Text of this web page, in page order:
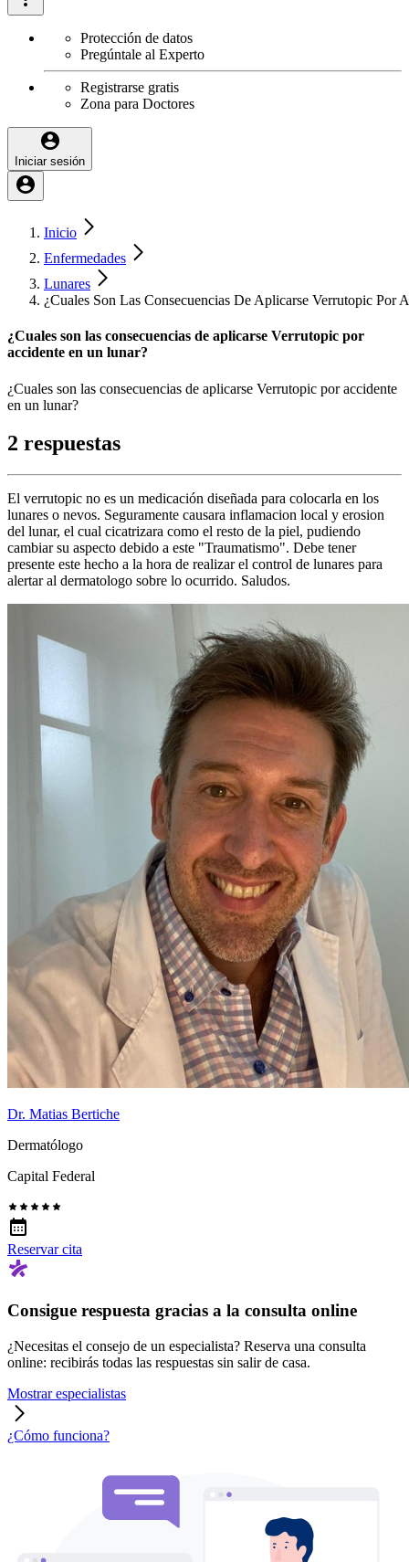
Protección de datos
Pregúntale al Experto
Registrarse gratis
Zona para Doctores
Iniciar sesión
Inicio
Enfermedades
Lunares
¿Cuales Son Las Consecuencias De Aplicarse Verrutopic Por
¿Cuales son las consecuencias de aplicarse Verrutopic por
accidente en un lunar?
¿Cuales son las consecuencias de aplicarse Verrutopic por accidente
en un lunar?
2 respuestas
El verrutopic no es un medicación diseñada para colocarla en los
lunares o nevos. Seguramente causara inflamacion local y erosion
del lunar, el cual cicatrizara como el resto de la piel, pudiendo
cambiar su aspecto debido a este "Traumatismo". Debe tener
presente este hecho a la hora de realizar el control de lunares para
alertar al dermatologo sobre lo ocurrido. Saludos.
Dr. Matias Bertiche
Dermatólogo
Capital Federal
Reservar cita
Consigue respuesta gracias a la consulta online
¿Necesitas el consejo de un especialista? Reserva una consulta
online: recibirás todas las respuestas sin salir de casa.
Mostrar especialistas
¿Cómo funciona?